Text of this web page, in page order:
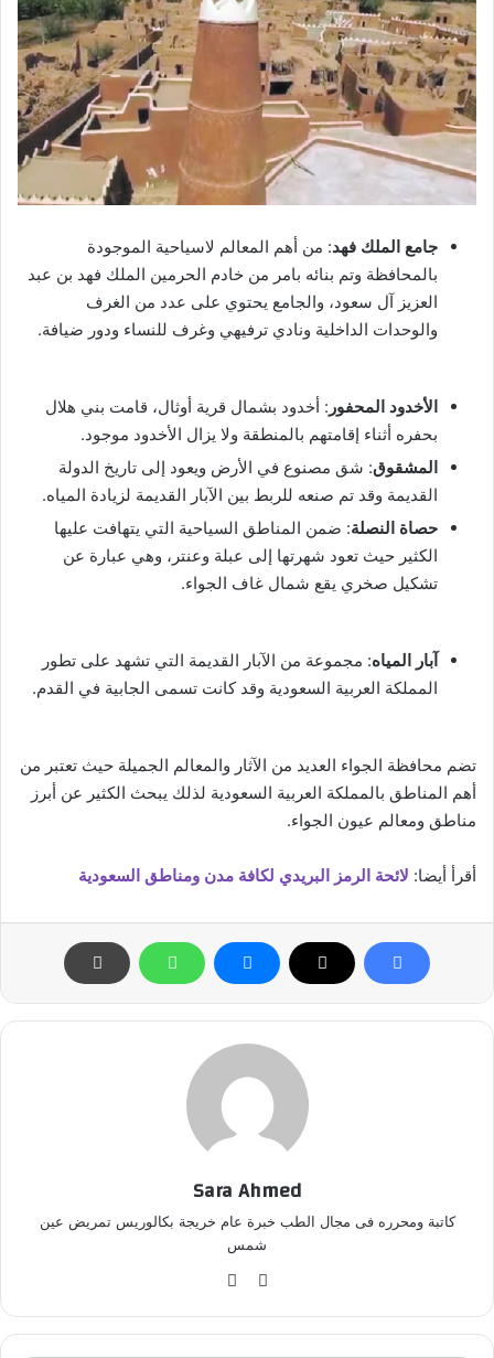
جامع الملك فهد: من أهم المعالم لاسياحية الموجودة
بالمحافظة وتم بنائه بامر من خادم الحرمين الملك فهد بن عبد
العزيز آل سعود، والجامع يحتوي على عدد من الغرف
والوحدات الداخلية ونادي ترفيهي وغرف للنساء ودور ضيافة.
الأخدود المحفور : أخدود بشمال قرية أوثال، قامت بني هلال
بحفره أثناء إقامتهم بالمنطقة ولا يزال الأخدود موجود.
المشقوق: شق مصنوع في الأرض ويعود إلى تاريخ الدولة
القديمة وقد تم صنعه للربط بين الآبار القديمة لزيادة المياه.
حصاة النصلة: ضمن المناطق السياحية التي يتهافت عليها
الكثير حيث تعود شهرتها إلى عبلة وعنتر، وهي عبارة عن
تشكيل صخري يقع شمال غاف الجواء.
آبار المياه: مجموعة من الآبار القديمة التي تشهد على تطور
المملكة العربية السعودية وقد كانت تسمى الجابية في القدم.
تضم محافظة الجواء العديد من الآثار والمعالم الجميلة حيث تعتبر من
أهم المناطق بالمملكة العربية السعودية لذلك يبحث الكثير عن أبرز
مناطق ومعالم عيون الجواء.
أقرأ أيضا: لائحة الرمز البريدي لكافة مدن ومناطق السعودية
Sara Ahmed
كاتبة ومحرره فى مجال الطب خبرة عام خريجة بكالوريس تمريض عين
شمس
موق
الوي وك